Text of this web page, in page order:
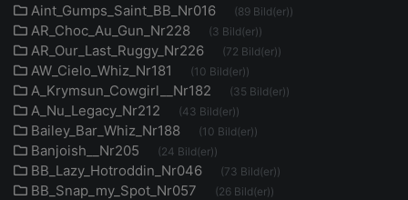
Aint_Gumps_Saint_BB_Nr016 (89 Bild(er))
AR_Choc_Au_Gun_Nr228 (3 Bild(er))
AR_Our_Last_Ruggy_Nr226 (72 Bild(er))
AW_Cielo_Whiz_Nr181 (10 Bild(er))
A_Krymsun_Cowgirl__Nr182 (35 Bild(er))
A_Nu_Legacy_Nr212 (43 Bild(er))
Bailey_Bar_Whiz_Nr188 (10 Bild(er))
Banjoish__Nr205 (24 Bild(er))
BB_Lazy_Hotroddin_Nr046 (73 Bild(er))
BB_Snap_my_Spot_Nr057 (26 Bild(er))